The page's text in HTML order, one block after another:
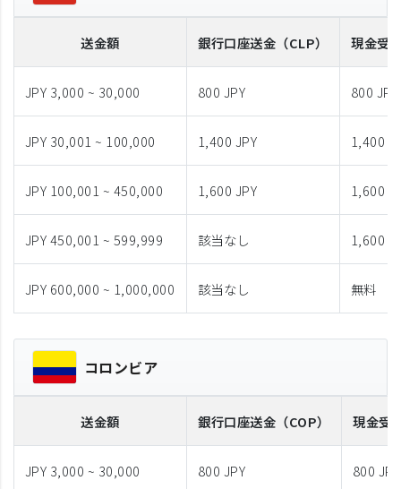
送金額 銀行口座送金 （CLP） 現金受
JPY 3,000 ~ 30,000 800 JPY 800 JPY
JPY 30,001 ~ 100,000 1,400 JPY 1,400
JPY 100,001 ~ 450,000 1,600 JPY 1,600
JPY 450,001 ~ 599,999 該当なし 1,600
JPY 600,000 ~ 1,000,000 該当なし 無料
コロンビア
送金額 銀行口座送金 （COP） 現金受
JPY 3,000 ~ 30,000 800 JPY 800 JPY